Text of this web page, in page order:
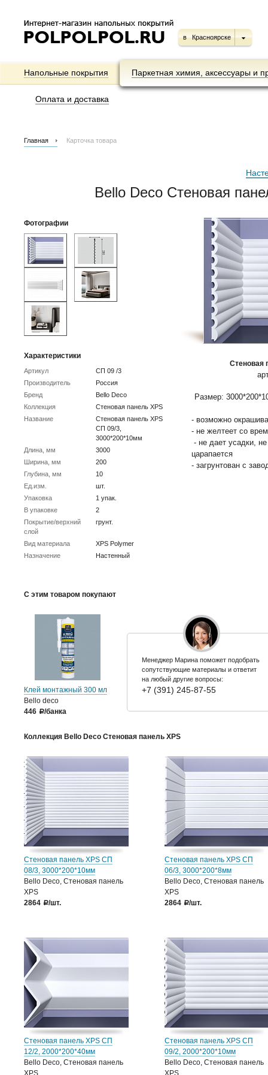
в Красноярске
Напольные покрытия Паркетная химия, аксессуары и
Оплата и доставка
Главная Карточка товара
Bello Deco Стеновая
Фотографии
Характеристики
Артикул
СП 09 /3
Производитель
Россия
Бренд
Bello Deco
Коллекция
Стеновая панель XPS
Название
Стеновая панель XPS
СП 09/3,
3000*200*10мм
Длина, мм
3000
Ширина, мм
200
Глубина, мм
10
Ед.изм.
шт.
Упаковка
1 упак.
В упаковке
2
Покрытие/верхний
слой
грунт.
Вид материала
XPS Polymer
Назначение
Настенный
Стеновая
Размер:
- возможно
- не желтеет со
- не дает усадки,
царапается
- загрунтован с
С этим товаром покупают
Клей монтажный 300 мл
Bello deco
446
a/банка
Менеджер Марина поможет подобрать
сопутствующие материалы и ответит
на любый другие вопросы:
+7 (391) 245-87-55
Коллекция Bello Deco Стеновая панель XPS
Стеновая панель XPS СП
08/3, 3000*200*10мм
Bello Deco, Стеновая панель
XPS
2864
a/шт.
Стеновая панель XPS СП
06/3, 3000*200*8мм
Bello Deco, Стеновая панель
XPS
2864
a/шт.
Стеновая панель XPS СП
12/2, 2000*200*40мм
Bello Deco, Стеновая панель
XPS
Стеновая панель XPS СП
09/2, 2000*200*10мм
Bello Deco, Стеновая панель
XPS